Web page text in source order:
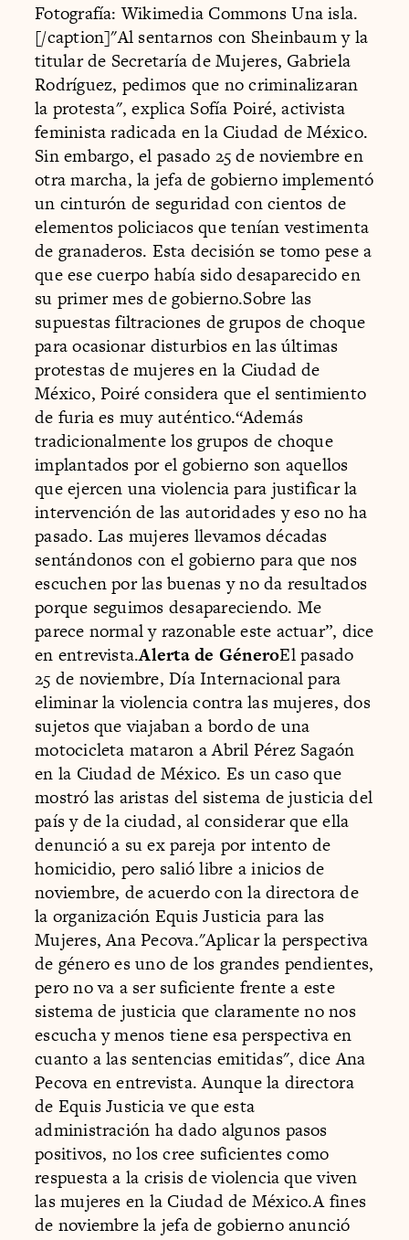
Fotografía: Wikimedia Commons Una isla.
[/caption]"Al sentarnos con Sheinbaum y la
titular de Secretaría de Mujeres, Gabriela
Rodríguez, pedimos que no criminalizaran
la protesta", explica Sofía Poiré, activista
feminista radicada en la Ciudad de México.
Sin embargo, el pasado 25 de noviembre en
otra marcha, la jefa de gobierno implementó
un cinturón de seguridad con cientos de
elementos policiacos que tenían vestimenta
de granaderos. Esta decisión se tomo pese a
que ese cuerpo había sido desaparecido en
su primer mes de gobierno.Sobre las
supuestas filtraciones de grupos de choque
para ocasionar disturbios en las últimas
protestas de mujeres en la Ciudad de
México, Poiré considera que el sentimiento
de furia es muy auténtico.“Además
tradicionalmente los grupos de choque
implantados por el gobierno son aquellos
que ejercen una violencia para justificar la
intervención de las autoridades y eso no ha
pasado. Las mujeres llevamos décadas
sentándonos con el gobierno para que nos
escuchen por las buenas y no da resultados
porque seguimos desapareciendo. Me
parece normal y razonable este actuar”, dice
en entrevista.Alerta de GéneroEl pasado
25 de noviembre, Día Internacional para
eliminar la violencia contra las mujeres, dos
sujetos que viajaban a bordo de una
motocicleta mataron a Abril Pérez Sagaón
en la Ciudad de México. Es un caso que
mostró las aristas del sistema de justicia del
país y de la ciudad, al considerar que ella
denunció a su ex pareja por intento de
homicidio, pero salió libre a inicios de
noviembre, de acuerdo con la directora de
la organización Equis Justicia para las
Mujeres, Ana Pecova."Aplicar la perspectiva
de género es uno de los grandes pendientes,
pero no va a ser suficiente frente a este
sistema de justicia que claramente no nos
escucha y menos tiene esa perspectiva en
cuanto a las sentencias emitidas", dice Ana
Pecova en entrevista. Aunque la directora
de Equis Justicia ve que esta
administración ha dado algunos pasos
positivos, no los cree suficientes como
respuesta a la crisis de violencia que viven
las mujeres en la Ciudad de México.A fines
de noviembre la jefa de gobierno anunció